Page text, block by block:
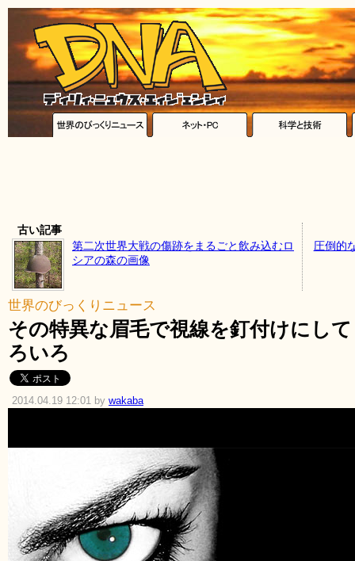
古い記事
第二次世界大戦の傷跡をまるごと飲み込むロ
シアの森の画像
圧倒的
世界のびっくりニュース
その特異な眉毛で視線を釘付けにし
ろいろ
2014.04.19 12:01 by wakaba